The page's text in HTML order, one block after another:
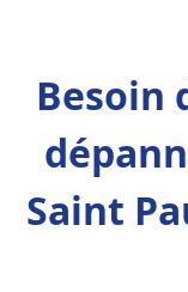
Besoin
Saint